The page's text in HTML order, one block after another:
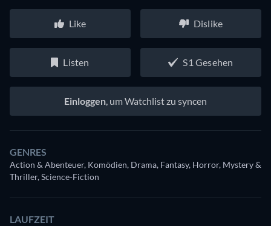
Like Dislike
Listen S1 Gesehen
Einloggen, um Watchlist zu syncen
GENRES
Action & Abenteuer, Komödien, Drama, Fantasy, Horror, Mystery &
Thriller, Science-Fiction
LAUFZEIT